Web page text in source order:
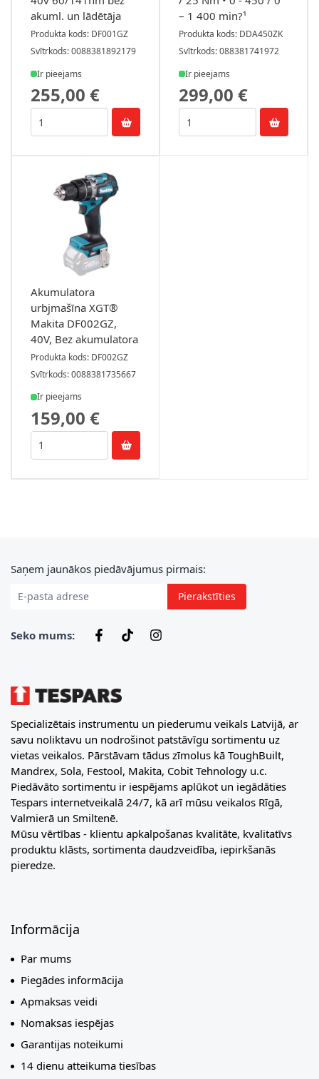
akuml. un lādētāja
Produkta kods: DF001GZ
Svītrkods: 0088381892179
Ir pieejams
255,00 €
– 1 400 min?¹
Produkta kods: DDA450ZK
Svītrkods: 088381741972
Ir pieejams
299,00 €
Akumulatora
urbjmašīna XGT®
Makita DF002GZ,
40V, Bez akumulatora
Produkta kods: DF002GZ
Svītrkods: 0088381735667
Ir pieejams
159,00 €
E-pasta adrese
Saņem jaunākos piedāvājumus pirmais:
Pierakstīties
Seko mums:
Specializētais instrumentu un piederumu veikals Latvijā, ar
savu noliktavu un nodrošinot patstāvīgu sortimentu uz
vietas veikalos. Pārstāvam tādus zīmolus kā ToughBuilt,
Mandrex, Sola, Festool, Makita, Cobit Tehnology u.c.
Piedāvāto sortimentu ir iespējams aplūkot un iegādāties
Tespars internetveikalā 24/7, kā arī mūsu veikalos Rīgā,
Valmierā un Smiltenē.
Mūsu vērtības - klientu apkalpošanas kvalitāte, kvalitatīvs
produktu klāsts, sortimenta daudzveidība, iepirkšanās
pieredze.
Informācija
Par mums
Piegādes informācija
Apmaksas veidi
Nomaksas iespējas
Garantijas noteikumi
14 dienu atteikuma tiesības